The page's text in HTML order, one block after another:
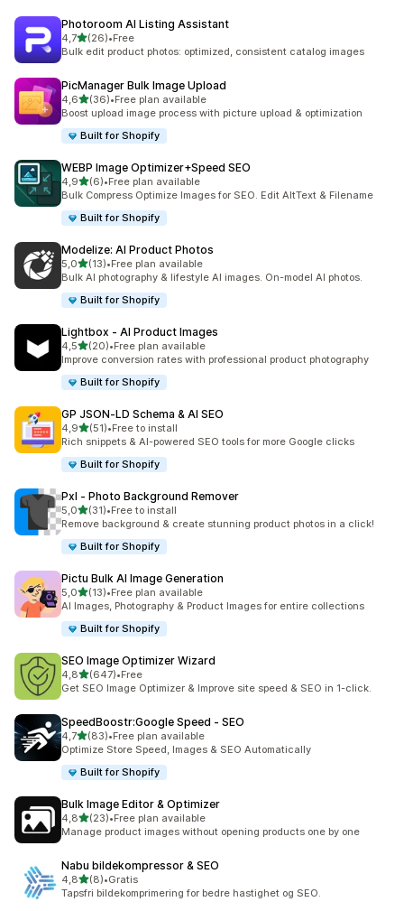
Photoroom AI Listing Assistant
4,7av 5 stjerner
(26)
Totalt 26 omtaler
•Free
Bulk edit product photos: optimized, consistent catalog images
PicManager Bulk Image Upload
4,6av 5 stjerner
(36)
Totalt 36 omtaler
•Free plan available
Boost upload image process with picture upload & optimization
Built for Shopify
WEBP Image Optimizer+Speed SEO
4,9av 5 stjerner
(6)
Totalt 6 omtaler
•Free plan available
Bulk Compress Optimize Images for SEO. Edit AltText & Filename
Built for Shopify
Modelize: AI Product Photos
5,0av 5 stjerner
(13)
Totalt 13 omtaler
•Free plan available
Bulk AI photography & lifestyle AI images. On-model AI photos.
Built for Shopify
Lightbox ‑ AI Product Images
4,5av 5 stjerner
(20)
Totalt 20 omtaler
•Free plan available
Improve conversion rates with professional product photography
Built for Shopify
GP JSON‑LD Schema & AI SEO
4,9av 5 stjerner
(51)
Totalt 51 omtaler
•Free to install
Rich snippets & AI-powered SEO tools for more Google clicks
Built for Shopify
Pxl ‑ Photo Background Remover
5,0av 5 stjerner
(31)
Totalt 31 omtaler
•Free to install
Remove background & create stunning product photos in a click!
Built for Shopify
Pictu Bulk AI Image Generation
5,0av 5 stjerner
(13)
Totalt 13 omtaler
•Free plan available
AI Images, Photography & Product Images for entire collections
Built for Shopify
SEO Image Optimizer Wizard
4,8av 5 stjerner
(647)
Totalt 647 omtaler
•Free
Get SEO Image Optimizer & Improve site speed & SEO in 1-click.
SpeedBoostr:Google Speed ‑ SEO
4,7av 5 stjerner
(83)
Totalt 83 omtaler
•Free plan available
Optimize Store Speed, Images & SEO Automatically
Built for Shopify
Bulk Image Editor & Optimizer
4,8av 5 stjerner
(23)
Totalt 23 omtaler
•Free plan available
Manage product images without opening products one by one
Nabu bildekompressor & SEO
4,8av 5 stjerner
(8)
Totalt 8 omtaler
•Gratis
Tapsfri bildekomprimering for bedre hastighet og SEO.